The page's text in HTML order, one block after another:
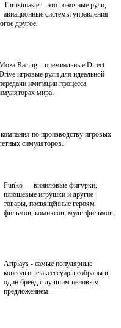
Thrustmaster - это гоночные рули,
авиационные системы управления
другое.
Racing – премиальные Direct
игровые рули для идеальной
имитации процесса
мира.
по производству игровых
симуляторов.
Funko — виниловые фигурки,
плюшевые игрушки и другие
товары, посвящённые героям
фильмов, комиксов, мультфильмов,
Artplays - самые популярные
консольные аксессуары собраны в
один бренд с лучшим ценовым
предложением.